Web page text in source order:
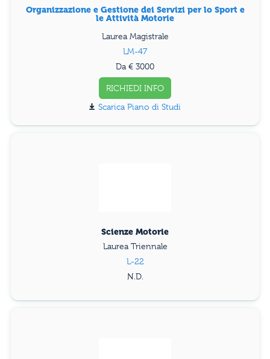
Organizzazione e Gestione dei Servizi per lo Sport e
le Attività Motorie
Laurea Magistrale
LM-47
Da € 3000
RICHIEDI INFO
Piano di Studi
Scienze Motorie
Laurea Triennale
L-22
N.D.